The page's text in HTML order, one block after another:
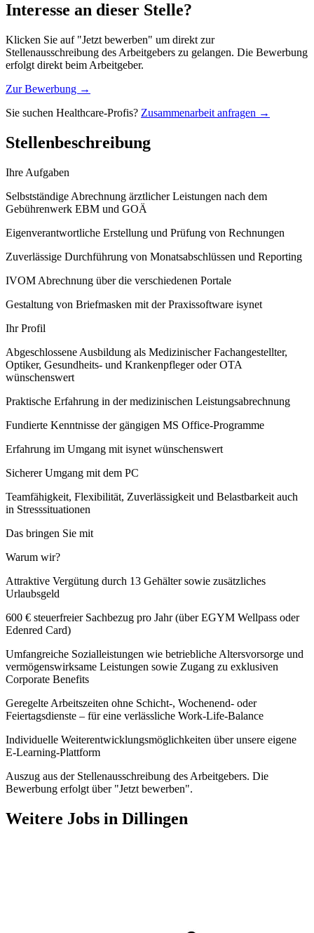
Interesse an dieser Stelle?
Klicken Sie auf "Jetzt bewerben" um direkt zur
Stellenausschreibung des Arbeitgebers zu gelangen. Die Bewerbung
erfolgt direkt beim Arbeitgeber.
Zur Bewerbung →
Sie suchen Healthcare-Profis? Zusammenarbeit anfragen →
Stellenbeschreibung
Ihre Aufgaben
Selbstständige Abrechnung ärztlicher Leistungen nach dem
Gebührenwerk EBM und GOÄ
Eigenverantwortliche Erstellung und Prüfung von Rechnungen
Zuverlässige Durchführung von Monatsabschlüssen und Reporting
IVOM Abrechnung über die verschiedenen Portale
Gestaltung von Briefmasken mit der Praxissoftware isynet
Ihr Profil
Abgeschlossene Ausbildung als Medizinischer Fachangestellter,
Optiker, Gesundheits- und Krankenpfleger oder OTA
wünschenswert
Praktische Erfahrung in der medizinischen Leistungsabrechnung
Fundierte Kenntnisse der gängigen MS Office-Programme
Erfahrung im Umgang mit isynet wünschenswert
Sicherer Umgang mit dem PC
Teamfähigkeit, Flexibilität, Zuverlässigkeit und Belastbarkeit auch
in Stresssituationen
Das bringen Sie mit
Warum wir?
Attraktive Vergütung durch 13 Gehälter sowie zusätzliches
Urlaubsgeld
600 € steuerfreier Sachbezug pro Jahr (über EGYM Wellpass oder
Edenred Card)
Umfangreiche Sozialleistungen wie betriebliche Altersvorsorge und
vermögenswirksame Leistungen sowie Zugang zu exklusiven
Corporate Benefits
Geregelte Arbeitszeiten ohne Schicht-, Wochenend- oder
Feiertagsdienste – für eine verlässliche Work-Life-Balance
Individuelle Weiterentwicklungsmöglichkeiten über unsere eigene
E-Learning-Plattform
Auszug aus der Stellenausschreibung des Arbeitgebers. Die
Bewerbung erfolgt über "Jetzt bewerben".
Weitere Jobs in Dillingen